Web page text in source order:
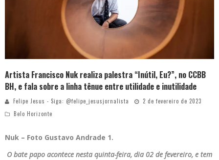
Artista Francisco Nuk realiza palestra “Inútil, Eu?”, no CCBB
BH, e fala sobre a linha tênue entre utilidade e inutilidade
Felipe Jesus - Siga: @felipe_jesusjornalista
2 de fevereiro de 2023
Belo Horizonte
Nuk – Foto Gustavo Andrade 1.
O bate papo acontece nesta quinta-feira, dia 02 de fevereiro, e tem